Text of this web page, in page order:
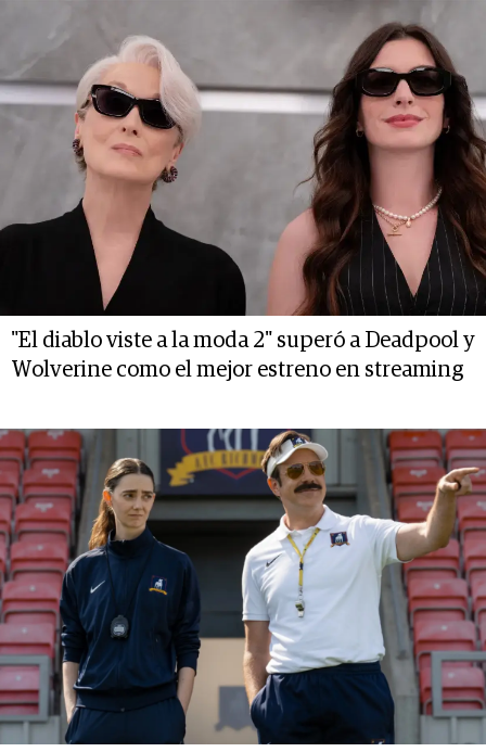
"El diablo viste a la moda 2" superó a Deadpool y
Wolverine como el mejor estreno en streaming